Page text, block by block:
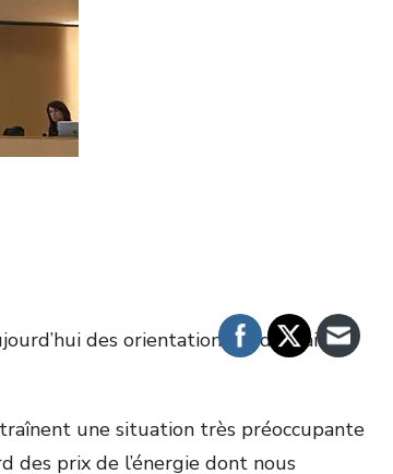
des orientations budgétaires
une situation très préoccupante
des prix de l’énergie dont nous